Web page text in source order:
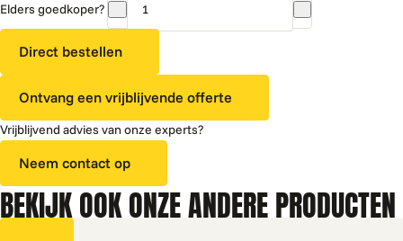
Elders goedkoper?
Vendo
motor
vak
Direct bestellen
Ontvang een vrijblijvende offerte
Vrijblijvend advies van onze experts?
Neem contact op
BEKIJK OOK ONZE ANDERE PRODUCTEN